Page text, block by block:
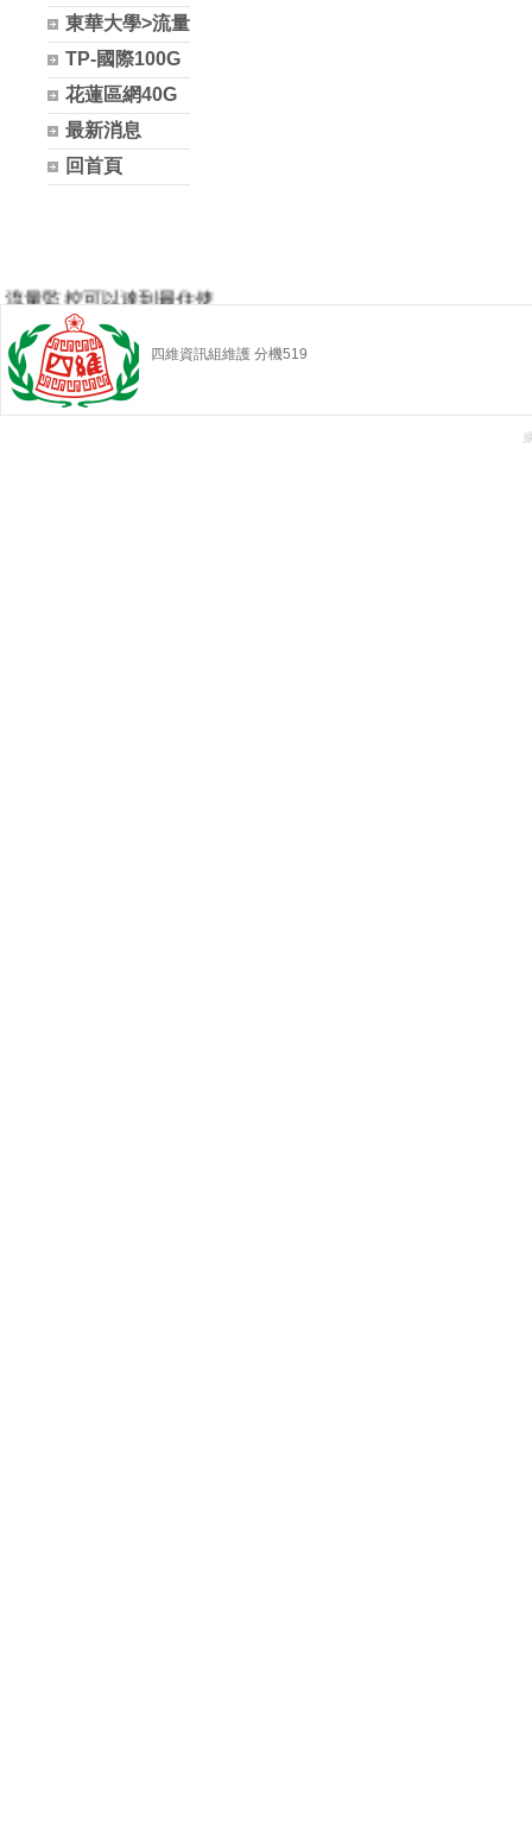
東華大學>流量
TP-國際100G
花蓮區網40G
最新消息
回首頁
流量監控可以達到最住使
用狀況
四維資訊組維護 分機519